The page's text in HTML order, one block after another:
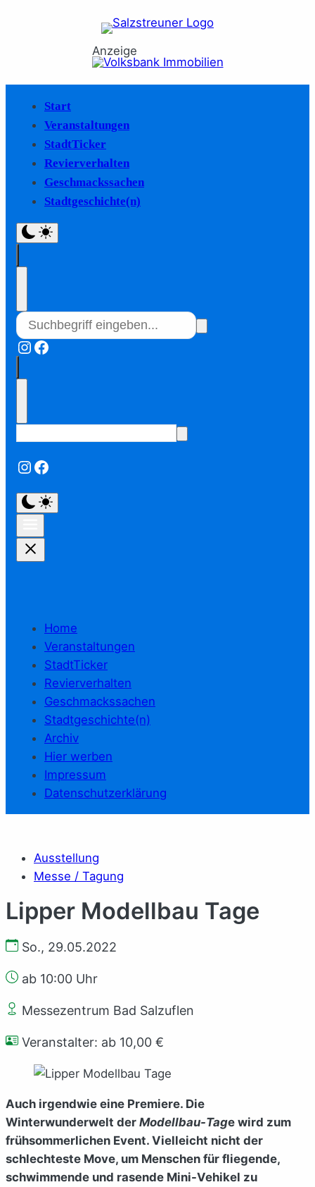
Anzeige
Start
Veranstaltungen
StadtTicker
Revierverhalten
Geschmackssachen
Stadtgeschichte(n)
Instagram
Facebook
Instagram
Facebook
Home
Veranstaltungen
StadtTicker
Revierverhalten
Geschmackssachen
Stadtgeschichte(n)
Archiv
Hier werben
Impressum
Datenschutzerklärung
Ausstellung
Messe / Tagung
Lipper Modellbau Tage
So., 29.05.2022
ab 10:00 Uhr
Messezentrum Bad Salzuflen
Veranstalter: ab 10,00 €
Auch irgendwie eine Premiere. Die
Winterwunderwelt der Modellbau-Tage wird zum
frühsommerlichen Event. Vielleicht nicht der
schlechteste Move, um Menschen für fliegende,
schwimmende und rasende Mini-Vehikel zu